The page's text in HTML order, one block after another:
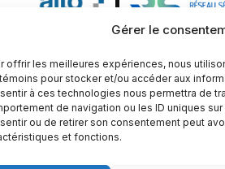
Gérer le
offrir les meilleures expériences, nous
pour stocker et/ou accéder aux
à ces technologies nous permettra de
de navigation ou les ID uniques
ou de retirer son consentement peut
et fonctions.